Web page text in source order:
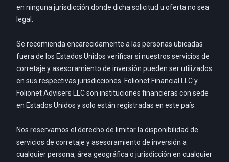
en ninguna jurisdicción donde dicha solicitud u oferta no sea
legal.
Se recomienda encarecidamente a las personas ubicadas
fuera de los Estados Unidos verificar si nuestros servicios de
corretaje y asesoramiento de inversión pueden ser utilizados
en sus respectivas jurisdicciones. Folionet Financial LLC y
Folionet Advisers LLC son instituciones financieras con sede
en Estados Unidos y solo están registradas en este país.
Nos reservamos el derecho de limitar la disponibilidad de
servicios de corretaje y asesoramiento de inversión a
cualquier persona, área geográfica o jurisdicción en cualquier